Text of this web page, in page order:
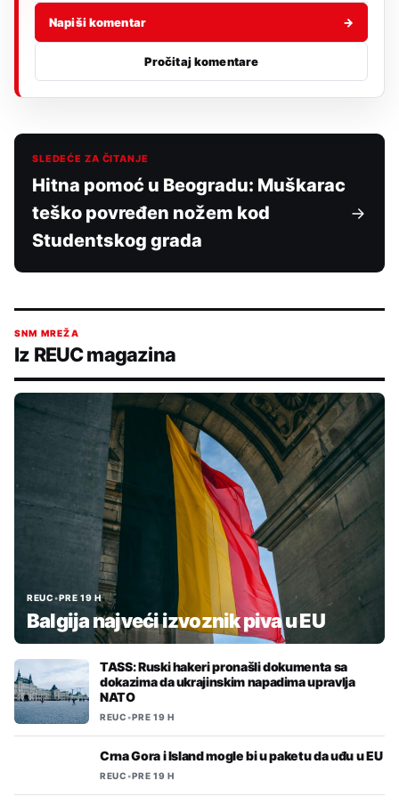
Napiši komentar →
Pročitaj komentare
SLEDEĆE ZA ČITANJE
Hitna pomoć u Beogradu: Muškarac
teško povređen nožem kod
Studentskog grada
SNM MREŽA
Iz REUC magazina
REUC•PRE 19 H
Balgija najveći izvoznik piva u EU
TASS: Ruski hakeri pronašli dokumenta sa
dokazima da ukrajinskim napadima upravlja
NATO
REUC•PRE 19 H
Crna Gora i Island mogle bi u paketu da uđu u EU
REUC•PRE 19 H